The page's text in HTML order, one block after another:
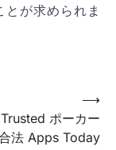
が求められま
ポーカー
法 Apps Today
⟶